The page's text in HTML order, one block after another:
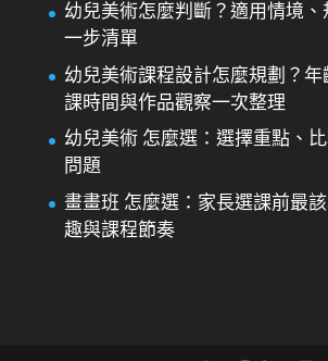
幼兒美術怎麼判斷？適用情境、
一步清單
幼兒美術課程設計怎麼規劃？年
課時間與作品觀察一次整理
幼兒美術 怎麼選：選擇重點、
問題
畫畫班 怎麼選：家長選課前最
趣與課程節奏